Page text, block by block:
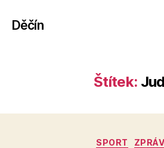
Děčín
Štítek:
SPORT